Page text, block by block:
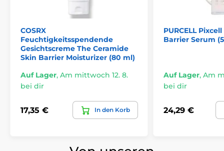
COSRX
Feuchtigkeitsspendende
Gesichtscreme The Ceramide
Skin Barrier Moisturizer (80 ml)
Auf Lager, Am mittwoch 12. 8.
bei dir
17,35 € In den Korb
PURCELL
Barrier Serum
Auf Lager, Am
bei dir
24,29 €